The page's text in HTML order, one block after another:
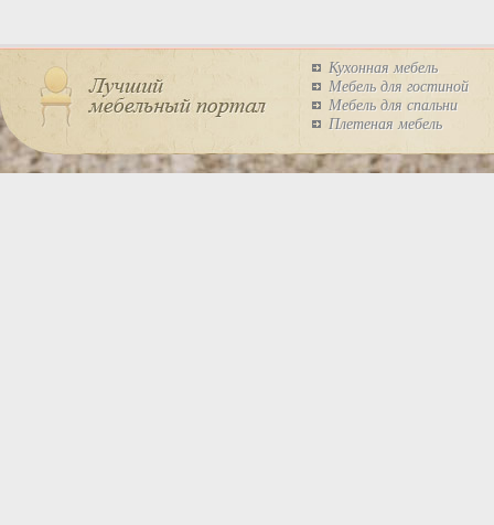
Кухонная мебель
Мебель для гостиной
Мебель для спальни
Плетеная мебель